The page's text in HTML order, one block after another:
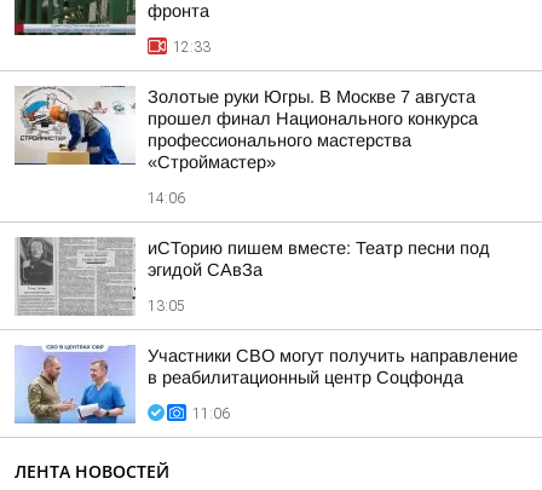
фронта
12:33
Золотые руки Югры. В Москве 7 августа
прошел финал Национального конкурса
профессионального мастерства
«Строймастер»
14:06
иСТорию пишем вместе: Театр песни под
эгидой САвЗа
13:05
Участники СВО могут получить направление
в реабилитационный центр Соцфонда
11:06
ЛЕНТА НОВОСТЕЙ